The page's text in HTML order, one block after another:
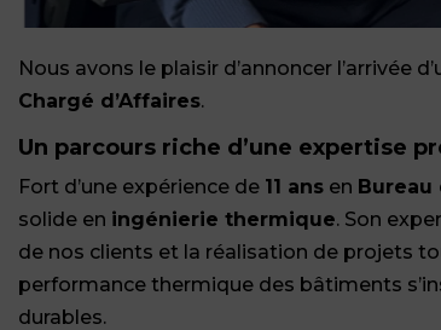
Nous avons le plaisir d’annoncer l’arrivée
Chargé d’Affaires.
Un parcours riche d’une expertise
Fort d’une expérience de 11 ans en Bureau
solide en ingénierie thermique. Son
de nos clients et la réalisation de projets
performance thermique des bâtiments
durables.